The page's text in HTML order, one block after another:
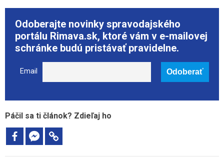
Odoberajte novinky spravodajského
portálu Rimava.sk, ktoré vám v e-mailovej
schránke budú pristávať pravidelne.
Email
Páčil sa ti článok? Zdieľaj ho